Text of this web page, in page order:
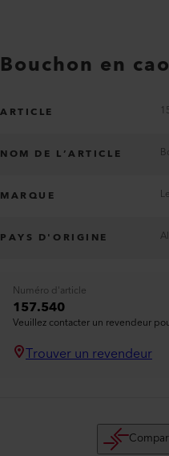
Bouchon en
ARTICLE
NOM DE L’ARTICLE
MARQUE
PAYS D'ORIGINE
Numéro d'article
157.540
Veuillez contacter un revendeur
Trouver un revendeur